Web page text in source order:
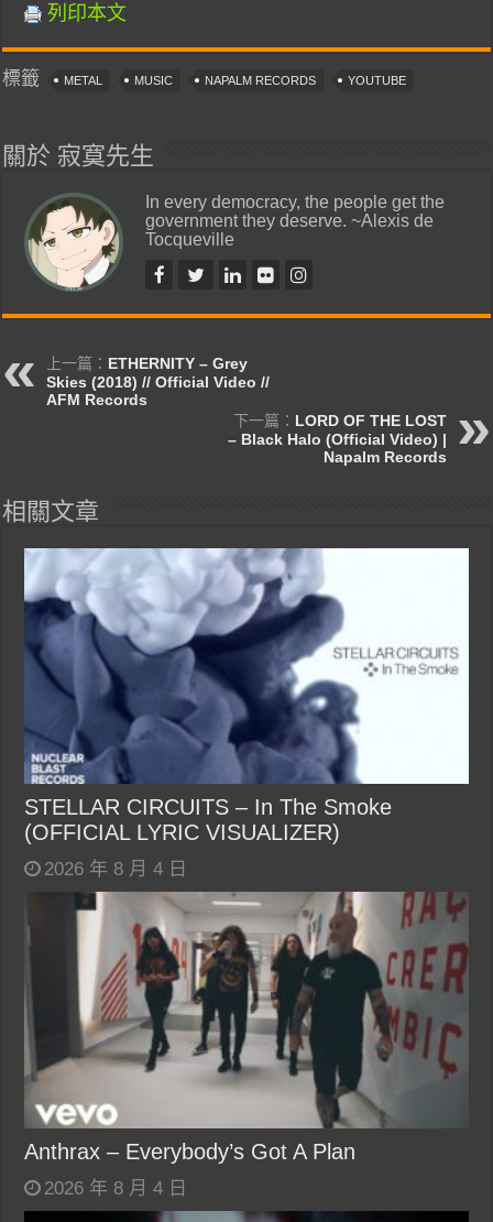
列印本文
標籤 METAL MUSIC NAPALM RECORDS YOUTUBE
關於 寂寞先生
In every democracy, the people get the
government they deserve. ~Alexis de
Tocqueville
上一篇： ETHERNITY – Grey
Skies (2018) // Official Video //
AFM Records
下一篇： LORD OF THE LOST
– Black Halo (Official Video) |
Napalm Records
相關文章
STELLAR CIRCUITS – In The Smoke
(OFFICIAL LYRIC VISUALIZER)
2026 年 8 月 4 日
Anthrax – Everybody’s Got A Plan
2026 年 8 月 4 日